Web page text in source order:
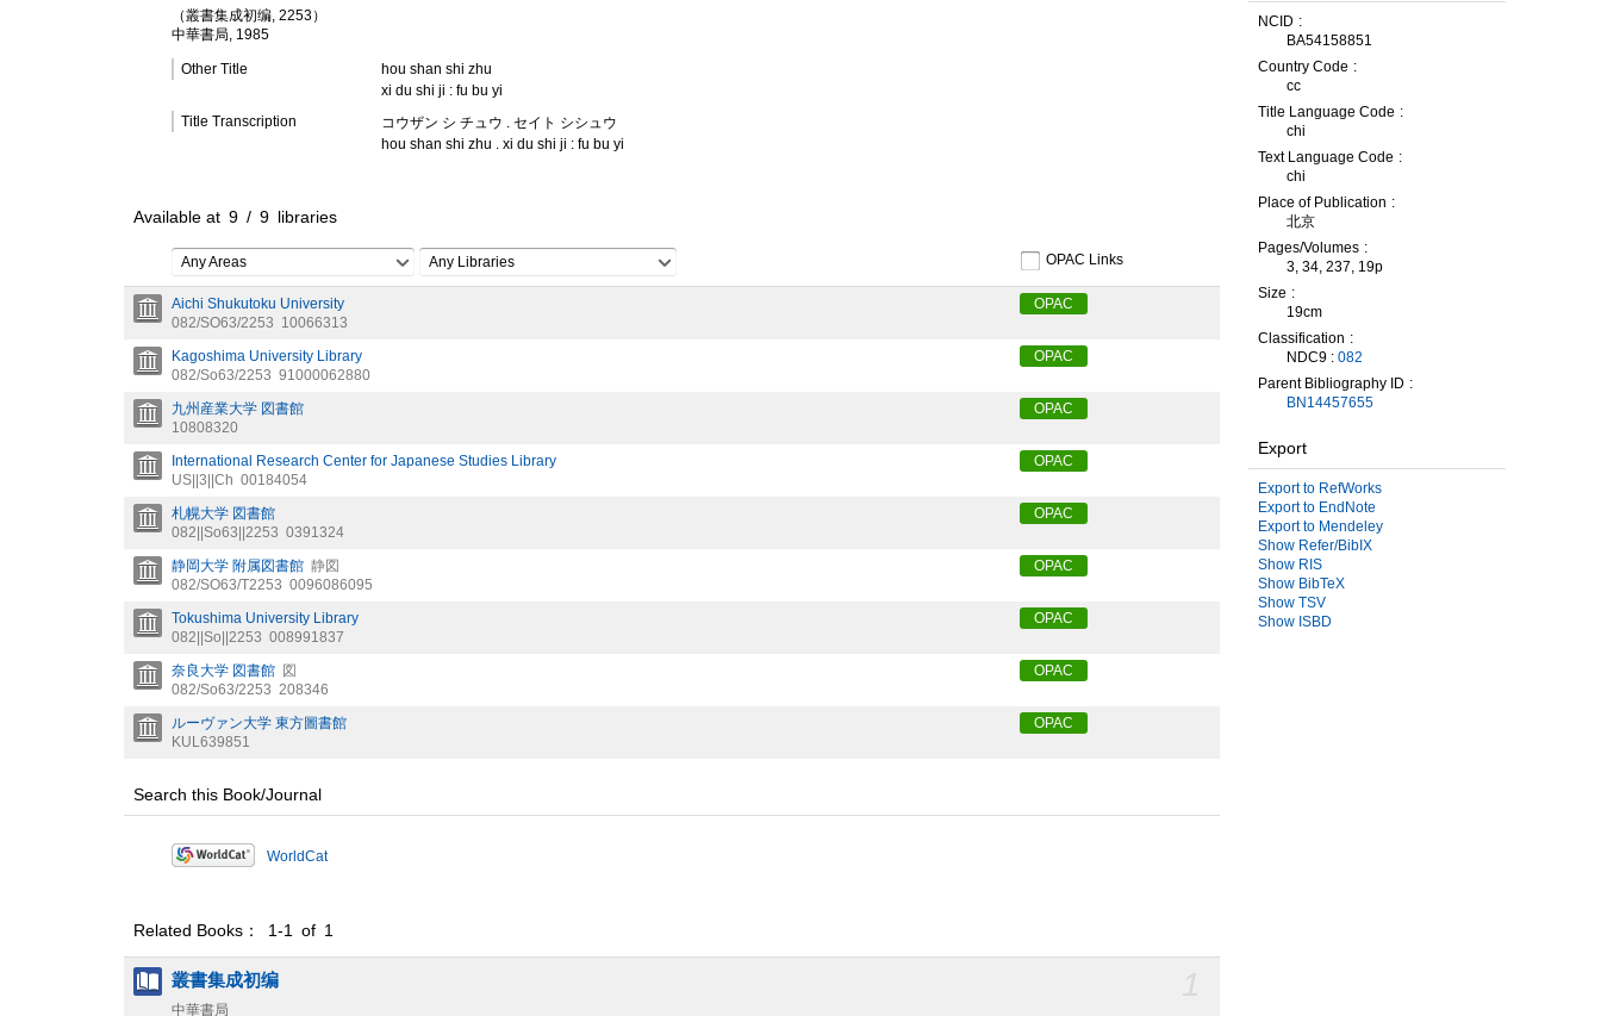
（叢書集成初编, 2253）
中華書局, 1985
Other Title
hou shan shi zhu
xi du shi ji : fu bu yi
Title Transcription
コウザン シ チュウ . セイト シシュウ
hou shan shi zhu . xi du shi ji : fu bu yi
Available at 9 / 9 libraries
Any Areas Any Libraries OPAC Links
Aichi Shukutoku University
082/SO63/2253 10066313
OPAC
Kagoshima University Library
082/So63/2253 91000062880
OPAC
九州産業大学 図書館
10808320
OPAC
International Research Center for Japanese Studies Library
US||3||Ch 00184054
OPAC
札幌大学 図書館
082||So63||2253 0391324
OPAC
静岡大学 附属図書館 静図
082/SO63/T2253 0096086095
OPAC
Tokushima University Library
082||So||2253 008991837
OPAC
奈良大学 図書館 図
082/So63/2253 208346
OPAC
ルーヴァン大学 東方圖書館
KUL639851
OPAC
Search this Book/Journal
WorldCat
Related Books： 1-1 of 1
叢書集成初编
中華書局
NCID
BA54158851
Country Code
cc
Title Language Code
chi
Text Language Code
chi
Place of Publication
北京
Pages/Volumes
3, 34, 237, 19p
Size
19cm
Classification
NDC9 : 082
Parent Bibliography ID
BN14457655
Export
Export to RefWorks
Export to EndNote
Export to Mendeley
Show Refer/BibIX
Show RIS
Show BibTeX
Show TSV
Show ISBD